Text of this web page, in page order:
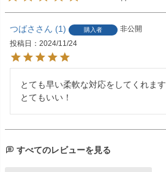
つばさ 1 購入者
非公開
投稿日
2024/11/24
とても早い柔軟な対応をしてくれます
とてもいい！
すべてのレビューを見る